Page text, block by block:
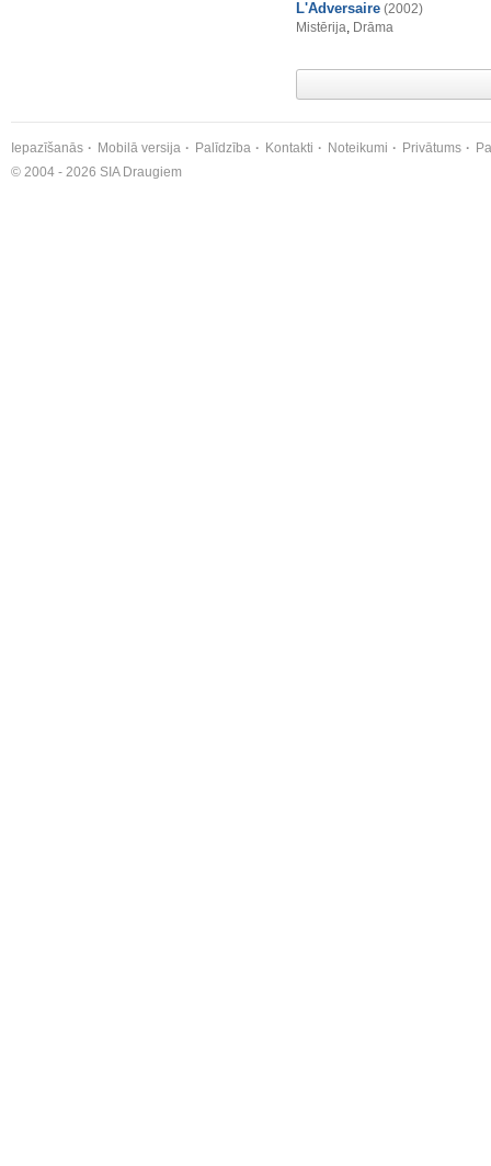
L'Adversaire (2002)
Mistērija, Drāma
Iepazīšanās Mobilā versija Palīdzība Kontakti Noteikumi Privātums
© 2004 - 2026 SIA Draugiem